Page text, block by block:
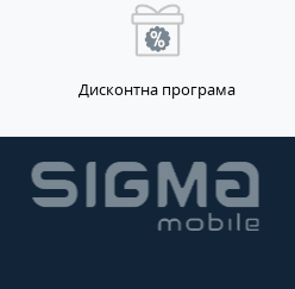
Дисконтна програма